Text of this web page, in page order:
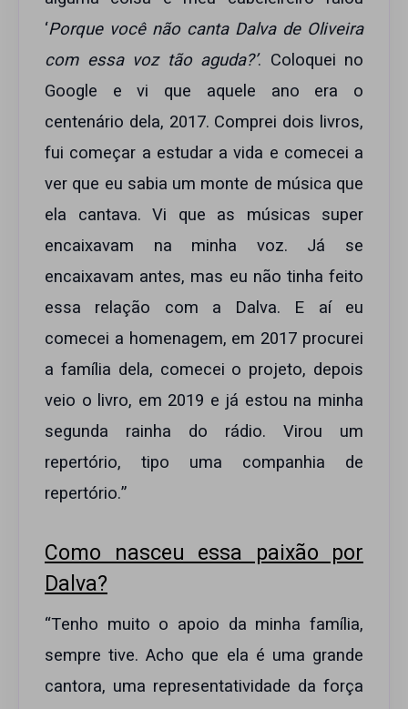
‘Porque você não canta Dalva de Oliveira
com essa voz tão aguda?’. Coloquei no
Google e vi que aquele ano era o
centenário dela, 2017. Comprei dois livros,
fui começar a estudar a vida e comecei a
ver que eu sabia um monte de música que
ela cantava. Vi que as músicas super
encaixavam na minha voz. Já se
encaixavam antes, mas eu não tinha feito
essa relação com a Dalva. E aí eu
comecei a homenagem, em 2017 procurei
a família dela, comecei o projeto, depois
veio o livro, em 2019 e já estou na minha
segunda rainha do rádio. Virou um
repertório, tipo uma companhia de
repertório.”
Como nasceu essa paixão por
Dalva?
“Tenho muito o apoio da minha família,
sempre tive. Acho que ela é uma grande
cantora, uma representatividade da força